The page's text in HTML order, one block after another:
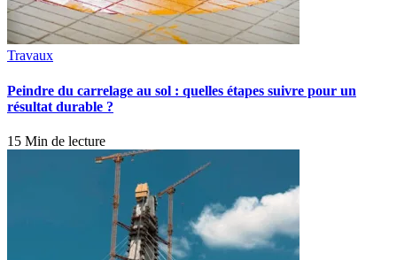
Travaux
Peindre du carrelage au sol : quelles étapes suivre pour un
résultat durable ?
15 Min de lecture